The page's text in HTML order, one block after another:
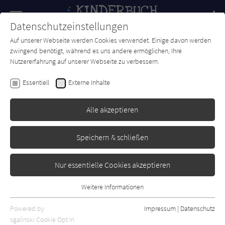
SUCHE Forum Charts Newsletter
Jochen Till
Memento Monstrum: Achtung,
Coppenrath
Datenschutzeinstellungen
Auf unserer Webseite werden Cookies verwendet. Einige davon werden
zwingend benötigt, während es uns andere ermöglichen, Ihre
Nutzererfahrung auf unserer Webseite zu verbessern.
Essentiell Externe Inhalte
Alle akzeptieren
Speichern & schließen
Nur essentielle Cookies akzeptieren
Essentielle Cookies werden für grundlegende Funktionen der
Webseite benötigt. Dadurch ist gewährleistet, dass die Webseite
Weitere Informationen
Powered by
sgalinski Cookie Opt In
Impressum | Datenschutz